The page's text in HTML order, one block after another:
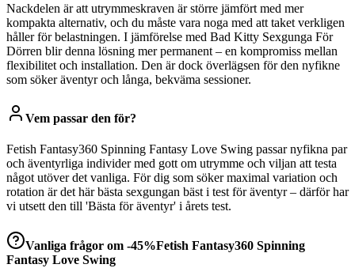
Nackdelen är att utrymmeskraven är större jämfört med mer
kompakta alternativ, och du måste vara noga med att taket verkligen
håller för belastningen. I jämförelse med Bad Kitty Sexgunga För
Dörren blir denna lösning mer permanent – en kompromiss mellan
flexibilitet och installation. Den är dock överlägsen för den nyfikne
som söker äventyr och långa, bekväma sessioner.
Vem passar den för?
Fetish Fantasy360 Spinning Fantasy Love Swing passar nyfikna par
och äventyrliga individer med gott om utrymme och viljan att testa
något utöver det vanliga. För dig som söker maximal variation och
rotation är det här bästa sexgungan bäst i test för äventyr – därför har
vi utsett den till 'Bästa för äventyr' i årets test.
Vanliga frågor om -45%Fetish Fantasy360 Spinning
Fantasy Love Swing